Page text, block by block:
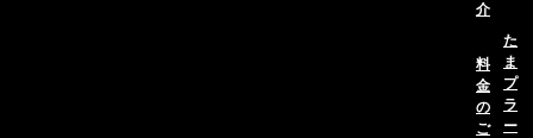
介
料
金
の
ご
た
ま
プ
ラ
ー